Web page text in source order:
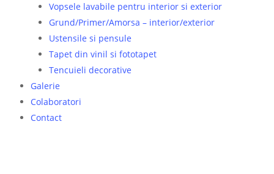
Vopsele lavabile pentru interior si exterior
Grund/Primer/Amorsa – interior/exterior
Ustensile si pensule
Tapet din vinil si fototapet
Tencuieli decorative
Galerie
Colaboratori
Contact